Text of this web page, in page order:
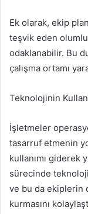
Ek olarak, ekip
teşvik eden
odaklanabilir. Bu
çalışma ortamı
Teknolojinin
İşletmeler
tasarruf etmenin
kullanımı giderek
sürecinde
ve bu da ekiplerin
kurmasını